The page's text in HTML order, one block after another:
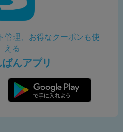
管理、お得なクーポンも使
える
ばんアプリ